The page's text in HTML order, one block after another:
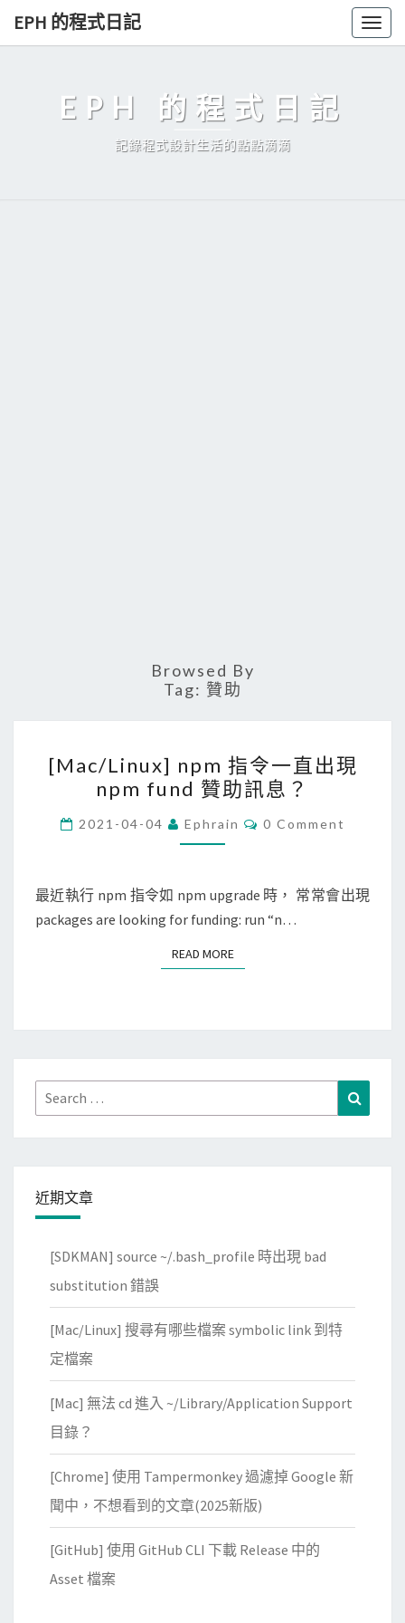
Skip
EPH 的程式日記
EPH 的程式日記
記錄程式設計生活的點點滴滴
Browsed By
Tag: 贊助
M
a
c
/
i
n
x
令
一
直
p
f
u
d
贊
訊
息
？
[Mac/Linux] npm 指令一直出現
npm fund 贊助訊息？
2021-04-04 Ephrain
C
N
S
0 Comment
最近執行 npm 指令如 npm upgrade 時， 常常會出現
packages are looking for funding: run “n…
READ MOREREAD MORE
Search
for:
近期文章
[SDKMAN] source ~/.bash_profile 時出現 bad
substitution 錯誤
[Mac/Linux] 搜尋有哪些檔案 symbolic link 到特
定檔案
[Mac] 無法 cd 進入 ~/Library/Application Support
目錄？
[Chrome] 使用 Tampermonkey 過濾掉 Google 新
聞中，不想看到的文章(2025新版)
[GitHub] 使用 GitHub CLI 下載 Release 中的
Asset 檔案